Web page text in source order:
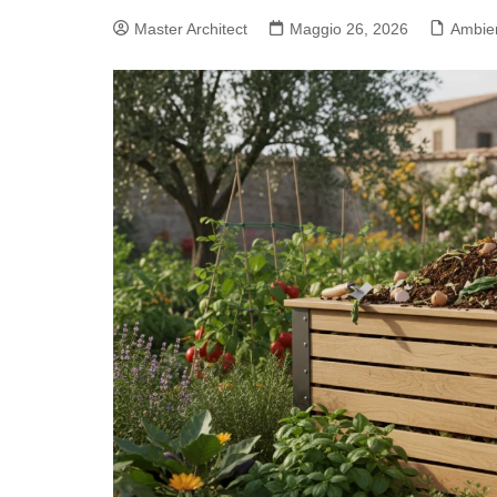
Master Architect Maggio 26, 2026